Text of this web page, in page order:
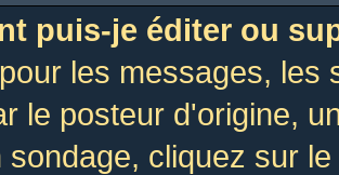
puis-je éditer ou
les messages, les
le posteur d'origine,
sondage, cliquez sur